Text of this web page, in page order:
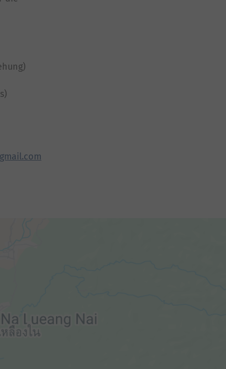
gmail com